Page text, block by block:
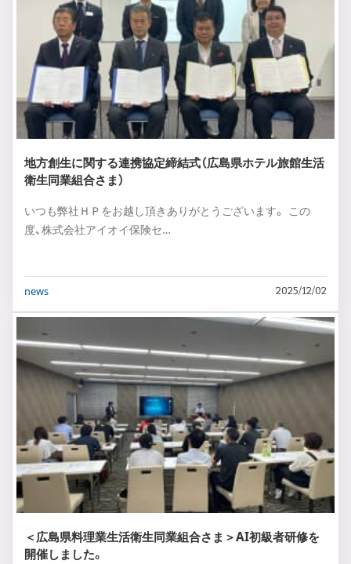
地方創生に関する連携協定締結式（広島県ホテル旅館生活
衛生同業組合さま）
いつも弊社ＨＰをお越し頂きありがとうございます。 この
度、株式会社アイオイ保険セ…
news 2025/12/02
＜広島県料理業生活衛生同業組合さま＞AI初級者研修を
開催しました。